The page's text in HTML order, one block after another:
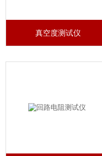
真空度测试仪